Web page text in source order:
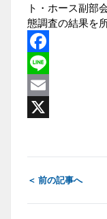
ト・ホース副部
態調査の結果を
Facebook
Line
Email
＜ 前の記事へ